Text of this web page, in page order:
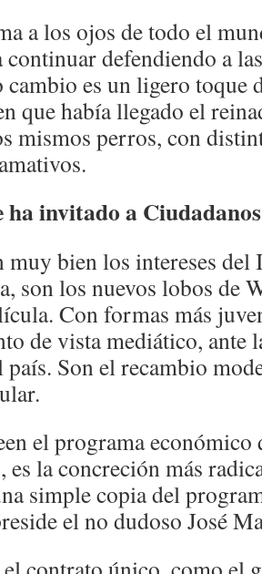
a los ojos de todo el
continuar defendiendo a
es un ligero toque
que había llegado el
mismos perros, con
ha invitado a
muy bien los intereses
son los nuevos lobos de
Con formas más
de vista mediático, ante
país. Son el recambio
el programa económico
es la concreción más
simple copia del
el no dudoso José